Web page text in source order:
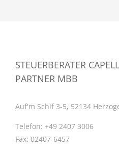
STEUERBERATER
PARTNER MBB
Auf'm Schif 3-5, 52134
Telefon: +49 2407 3006
Fax: 02407-6457